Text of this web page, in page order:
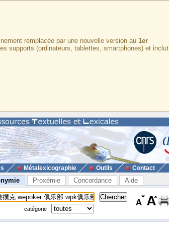
remplacée par une nouvelle version au 1er
supports (ordinateurs, tablettes, smartphones) et inclut
Métalexicographie Outils Contact
Proxémie Concordance Aide
catégorie :